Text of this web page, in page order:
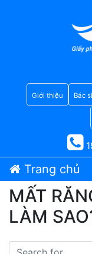
Giới thiệu Bác sĩ
Trang chủ
MẤT
LÀM